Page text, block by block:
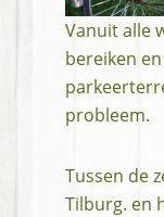
Vanuit alle
bereiken
probleem.
Tussen de
Tilburg. en